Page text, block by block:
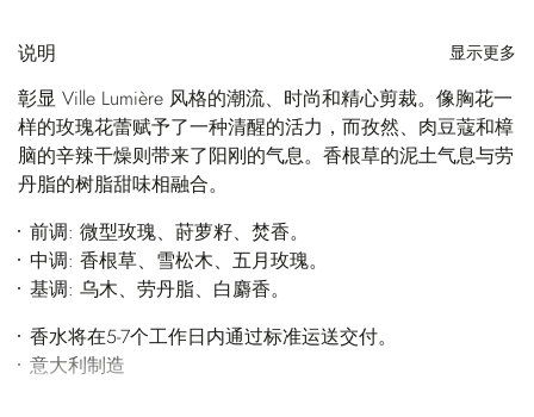
说明 显示更多
彰显 Ville Lumière 风格的潮流、时尚和精心剪裁。像胸花一
样的玫瑰花蕾赋予了一种清醒的活力，而孜然、肉豆蔻和樟
脑的辛辣干燥则带来了阳刚的气息。香根草的泥土气息与劳
丹脂的树脂甜味相融合。
前调: 微型玫瑰、莳萝籽、焚香。
中调: 香根草、雪松木、五月玫瑰。
基调: 乌木、劳丹脂、白麝香。
香水将在5-7个工作日内通过标准运送交付。
意大利制造